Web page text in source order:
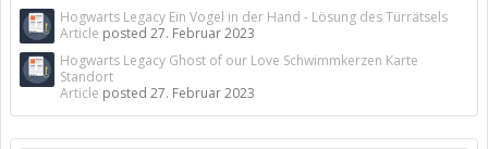
Hogwarts Legacy Ein Vogel in der Hand - Lösung des Türrätsels
Article posted 27. Februar 2023
Hogwarts Legacy Ghost of our Love Schwimmkerzen Karte
Standort
Article posted 27. Februar 2023